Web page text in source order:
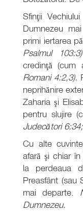
Sfinţii
Dumnezeu
primi iertarea
Psalmul
credinţă
Romani 4:2,3).
neprihănire
Zaharia şi
pentru slujire
Judecători
Cu alte
afară şi chiar
la perdeaua
Preasfânt (sau
mai departe.
Dumnezeu.